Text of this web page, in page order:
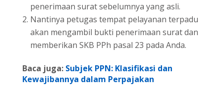
penerimaan surat sebelumnya yang asli.
Nantinya petugas tempat pelayanan terpadu
akan mengambil bukti penerimaan surat dan
memberikan SKB PPh pasal 23 pada Anda.
Baca juga: Subjek PPN: Klasifikasi dan
Kewajibannya dalam Perpajakan